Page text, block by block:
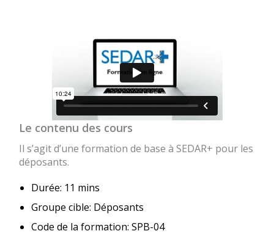
Le contenu des cours
Il s’agit d’une formation de base à SEDAR+ pour les
déposants.
Durée: 11 mins
Groupe cible: Déposants
Code de la formation: SPB-04